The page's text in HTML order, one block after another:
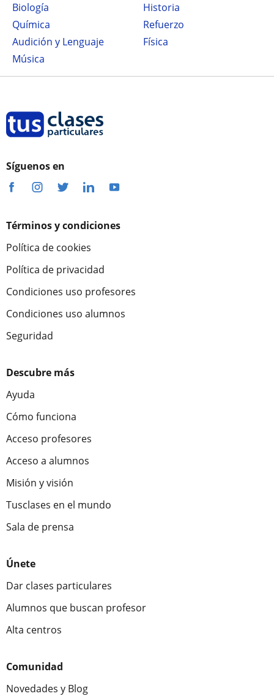
Biología
Historia
Química
Refuerzo
Audición y Lenguaje
Física
Música
Síguenos en
Términos y condiciones
Política de cookies
Política de privacidad
Condiciones uso profesores
Condiciones uso alumnos
Seguridad
Descubre más
Ayuda
Cómo funciona
Acceso profesores
Acceso a alumnos
Misión y visión
Tusclases en el mundo
Sala de prensa
Únete
Dar clases particulares
Alumnos que buscan profesor
Alta centros
Comunidad
Novedades y Blog